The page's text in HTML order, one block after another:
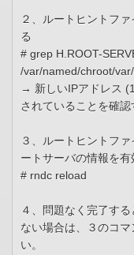
２、ルートヒントフ
る
# grep H.ROOT-
/var/named/chroot/
→ 新しいIPアドレス
されていることを確認
３、ルートヒントフ
ートサーバの情報を有
# rndc reload
４、問題なく完了す
ない場合は、３のコ
い。